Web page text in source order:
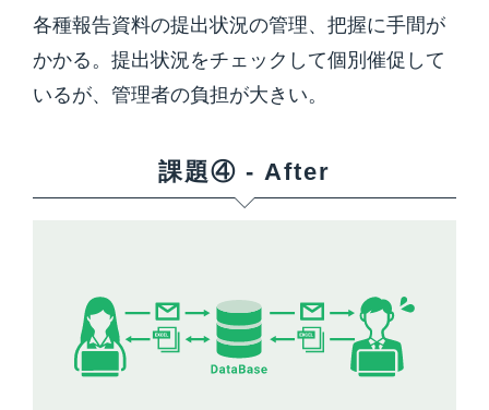
各種報告資料の提出状況の管理、把握に手間が
かかる。提出状況をチェックして個別催促して
いるが、管理者の負担が大きい。
課題④ - After